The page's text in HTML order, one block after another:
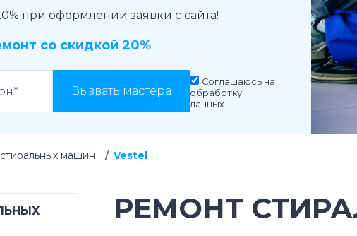
при оформлении заявки с сайта!
со скидкой 20%
Вызвать мастера
Соглашаюсь на
обработку
данных
машин Vestel
РЕМОНТ